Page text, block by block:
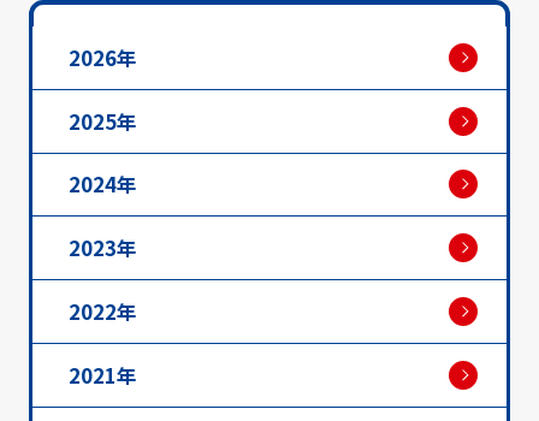
2026年
2025年
2024年
2023年
2022年
2021年